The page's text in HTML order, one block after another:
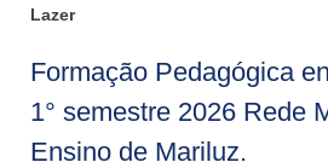
Lazer
Formação Pedagógica
1° semestre 2026 Rede
Ensino de Mariluz.